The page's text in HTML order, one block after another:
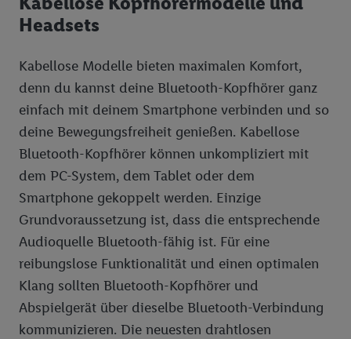
Headsets
Kabellose Modelle bieten maximalen Komfort,
denn du kannst deine Bluetooth-Kopfhörer ganz
einfach mit deinem Smartphone verbinden und so
deine Bewegungsfreiheit genießen. Kabellose
Bluetooth-Kopfhörer können unkompliziert mit
dem PC-System, dem Tablet oder dem
Smartphone gekoppelt werden. Einzige
Grundvoraussetzung ist, dass die entsprechende
Audioquelle Bluetooth-fähig ist. Für eine
reibungslose Funktionalität und einen optimalen
Klang sollten Bluetooth-Kopfhörer und
Abspielgerät über dieselbe Bluetooth-Verbindung
kommunizieren. Die neuesten drahtlosen